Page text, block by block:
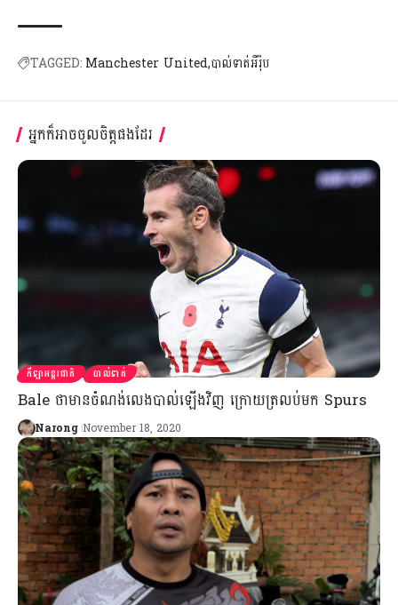
TAGGED: Manchester Unitedបាល់ទាត់អឺរ៉ុប
អ្នកក៏អាចចូលចិត្តផងដែរ
កីឡាអន្តរជាតិ បាល់ទាត់
Bale ថាមានចំណង់លេងបាល់ឡើងវិញ ក្រោយត្រលប់មក Spurs
Narong November 18, 2020